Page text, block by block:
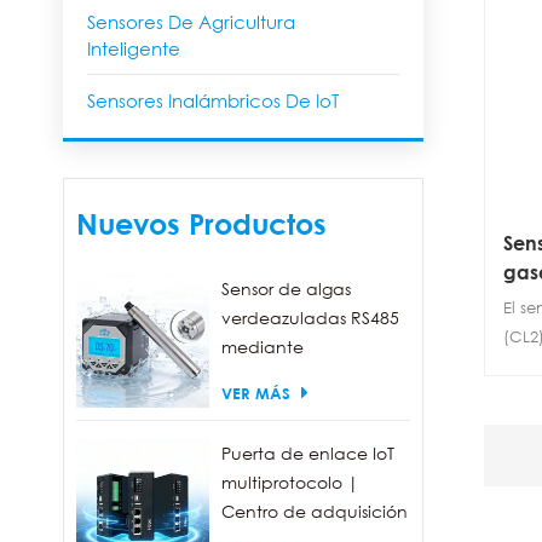
Sensores De Agricultura
Inteligente
Sensores Inalámbricos De IoT
Nuevos Productos
Sensor de algas
verdeazuladas RS485
mediante
rango de detección
células/ml.
VER MÁS
Puerta de enlace IoT
multiprotocolo |
Centro de adquisición
El